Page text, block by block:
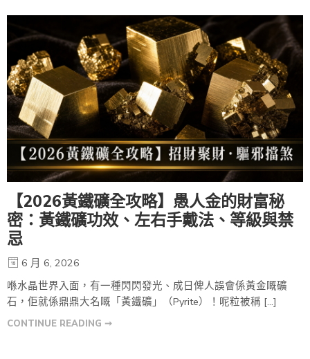
【2026黃鐵礦全攻略】愚人金的財富秘
密：黃鐵礦功效、左右手戴法、等級與禁
忌
6 月 6, 2026
喺水晶世界入面，有一種閃閃發光、成日俾人誤會係黃金嘅礦
石，佢就係鼎鼎大名嘅「黃鐵礦」（Pyrite）！呢粒被稱 […]
CONTINUE READING ➞